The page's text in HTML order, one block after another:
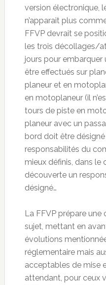
version électronique,
n’apparait plus
FFVP devrait se
les trois décollages/
jours pour embarquer
être effectués sur
planeur et en
en motoplaneur (il
tours de piste en
planeur avec un
bord doit être
responsabilités du
mieux définis, dans le
découverte un
désigné…
La FFVP prépare
sujet, mettant en
évolutions
réglementaire mais
acceptables de mise
attendant, pour ceux